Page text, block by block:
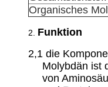
Organisches
2. Funktion
2,1 die
Molybdän ist
von